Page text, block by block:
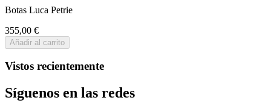
Botas Luca Petrie
355,00 €
Añadir al carrito
Vistos recientemente
Síguenos en las redes